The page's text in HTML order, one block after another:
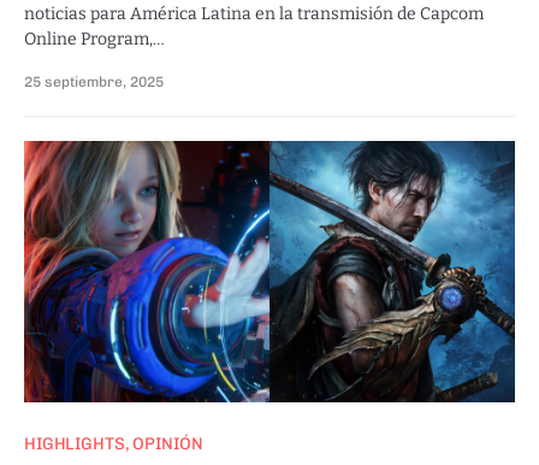
noticias para América Latina en la transmisión de Capcom
Online Program,…
25 septiembre, 2025
HIGHLIGHTS OPINIÓN